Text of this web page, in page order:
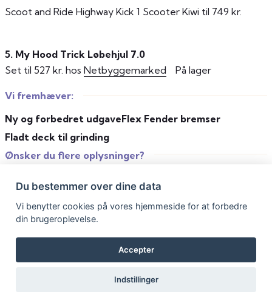
Scoot and Ride Highway Kick 1 Scooter Kiwi til 749 kr.
5. My Hood Trick Løbehjul 7.0
Set til 527 kr. hos Netbyggemarked På lager
Vi fremhæver:
Ny og forbedret udgaveFlex Fender bremser
Fladt deck til grinding
Ønsker du flere oplysninger?
lager.
Gå til Netbyggemarked
i samarbejde medPriceRunner
Du bestemmer over dine data
Vi benytter cookies på vores hjemmeside for at forbedre
din brugeroplevelse.
Accepter
Indstillinger